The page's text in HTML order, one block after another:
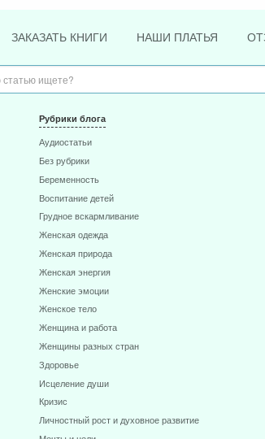
ЗАКАЗАТЬ КНИГИ НАШИ ПЛАТЬЯ
Рубрики блога
Аудиостатьи
Без рубрики
Беременность
Воспитание детей
Грудное вскармливание
Женская одежда
Женская природа
Женская энергия
Женские эмоции
Женское тело
Женщина и работа
Женщины разных стран
Здоровье
Исцеление души
Кризис
Личностный рост и духовное развитие